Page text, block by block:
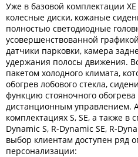
Уже в базовой комплектации
колесные диски, кожаные
полностью светодиодные
усовершенствованной
датчики парковки, камера
удержания полосы движения.
пакетом холодного климата,
обогрев лобового стекла,
функцию стояночного обогрева
дистанционным управлением.
комплектациях S, SE, а также в
Dynamic S, R-Dynamic SE, R-
выбор клиентам доступен ряд
персонализации: